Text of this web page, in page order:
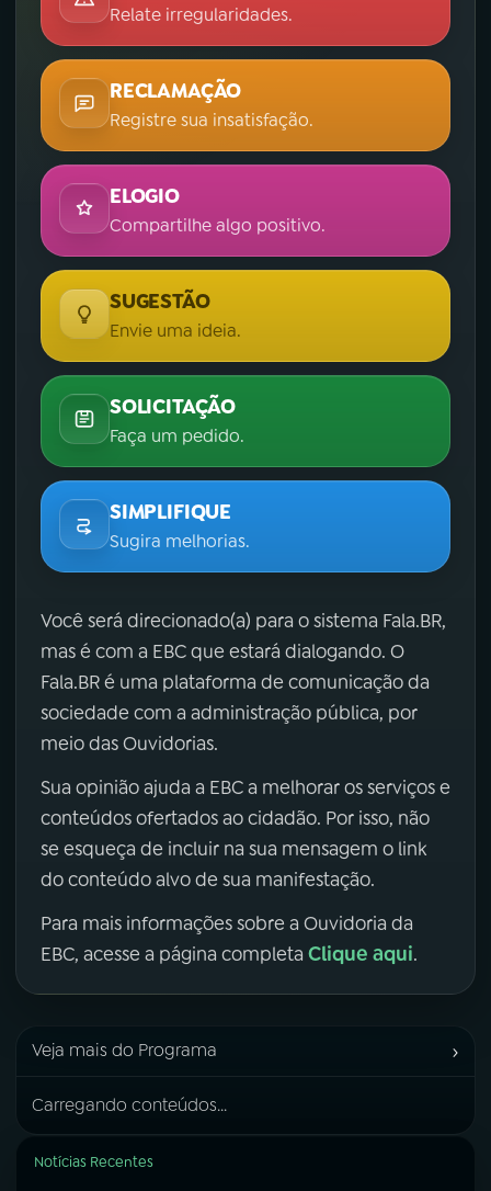
Relate irregularidades.
RECLAMAÇÃO
Registre sua insatisfação.
ELOGIO
Compartilhe algo positivo.
SUGESTÃO
Envie uma ideia.
SOLICITAÇÃO
Faça um pedido.
SIMPLIFIQUE
Sugira melhorias.
Você será direcionado(a) para o sistema Fala.BR,
mas é com a EBC que estará dialogando. O
Fala.BR é uma plataforma de comunicação da
sociedade com a administração pública, por
meio das Ouvidorias.
Sua opinião ajuda a EBC a melhorar os serviços e
conteúdos ofertados ao cidadão. Por isso, não
se esqueça de incluir na sua mensagem o link
do conteúdo alvo de sua manifestação.
Para mais informações sobre a Ouvidoria da
EBC, acesse a página completa Clique aqui.
Veja mais do Programa ›
Carregando conteúdos...
Notícias Recentes